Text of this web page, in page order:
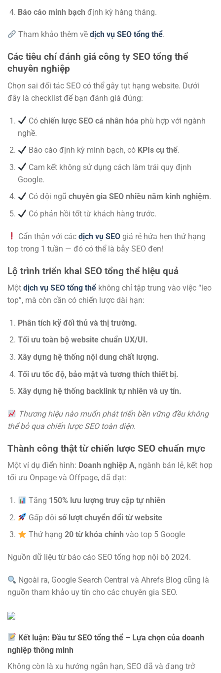
Báo cáo minh bạch định kỳ hàng tháng.
Tham khảo thêm vềdịch vụ SEO tổng thể.
Các tiêu chí đánh giá công ty SEO tổng thể
chuyên nghiệp
Chọn sai đối tác SEO có thể gây tụt hạng website. Dưới
đây là checklist để bạn đánh giá đúng:
Cóchiến lược SEO cá nhân hóa phù hợp với ngành
nghề.
Báo cáo định kỳ minh bạch, có KPIs cụ thể.
Cam kết không sử dụng cách làm trái quy định
Google.
Có đội ngũchuyên gia SEO nhiều năm kinh nghiệm.
Có phản hồi tốt từ khách hàng trước.
Cẩn thận với cácdịch vụ SEO giá rẻ hứa hẹn thứ hạng
top trong 1 tuần — đó có thể là bẫy SEO đen!
Lộ trình triển khai SEO tổng thể hiệu quả
Một dịch vụ SEO tổng thể không chỉ tập trung vào việc “leo
top”, mà còn cần có chiến lược dài hạn:
Phân tích kỹ đối thủ và thị trường.
Tối ưu toàn bộ website chuẩn UX/UI.
Xây dựng hệ thống nội dung chất lượng.
Tối ưu tốc độ, bảo mật và tương thích thiết bị.
Xây dựng hệ thống backlink tự nhiên và uy tín.
Thương hiệu nào muốn phát triển bền vững đều không
thể bỏ qua chiến lược SEO toàn diện.
Thành công thật từ chiến lược SEO chuẩn mực
Một ví dụ điển hình: Doanh nghiệp A, ngành bán lẻ, kết hợp
tối ưu Onpage và Offpage, đã đạt:
Tăng 150% lưu lượng truy cập tự nhiên
Gấp đôisố lượt chuyển đổi từ website
Thứ hạng20 từ khóa chính vào top 5 Google
Nguồn dữ liệu từ báo cáo SEO tổng hợp nội bộ 2024.
Ngoài ra, Google Search Central và Ahrefs Blog cũng là
nguồn tham khảo uy tín cho các chuyên gia SEO.
Kết luận: Đầu tư SEO tổng thể – Lựa chọn của doanh
nghiệp thông minh
Không còn là xu hướng ngắn hạn, SEO đã và đang trở